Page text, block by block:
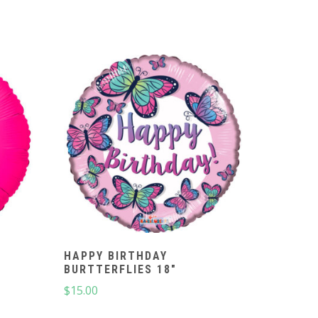
HAPPY BIRTHDAY
BURTTERFLIES 18″
$15.00